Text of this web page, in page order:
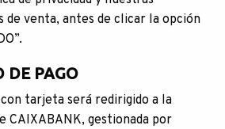
de venta, antes de clicar la opción
DE PAGO
tarjeta será redirigido a la
CAIXABANK, gestionada por